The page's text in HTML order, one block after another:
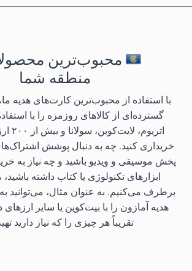
محبوب‌ترین
منطقه شما
با استفاده از محبوب‌ترین کارت‌های هدیه
گسترده‌ای از کالاهای روزمره را با
خریداری کنید. چه به دنبال پوشش
پخش موسیقی و ویدیو باشید و چه نیاز به
ابزارهای تکنولوژی یا کتاب داشته باشید،
برطرف می‌کنیم. به عنوان مثال، می‌توانید
هدیه آمازون را با بیت‌کوین یا سایر ارزهای
تقریباً هر چیزی را که نیاز دارید